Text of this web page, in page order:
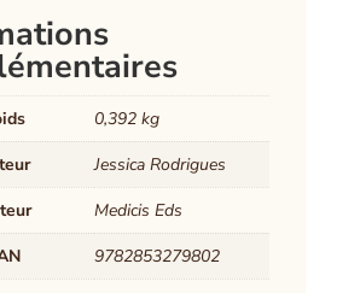
0,392 kg
Jessica Rodrigues
Medicis Eds
9782853279802